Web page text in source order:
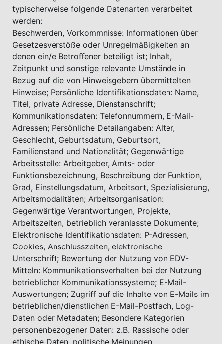
typischerweise folgende Datenarten verarbeitet
werden:
Beschwerden, Vorkommnisse: Informationen über
Gesetzesverstöße oder Unregelmäßigkeiten an
denen ein/e Betroﬀener beteiligt ist; Inhalt,
Zeitpunkt und sonstige relevante Umstände in
Bezug auf die von Hinweisgebern übermittelten
Hinweise; Persönliche Identifikationsdaten: Name,
Titel, private Adresse, Dienstanschrift;
Kommunikationsdaten: Telefonnummern, E-Mail-
Adressen; Persönliche Detailangaben: Alter,
Geschlecht, Geburtsdatum, Geburtsort,
Familienstand und Nationalität; Gegenwärtige
Arbeitsstelle: Arbeitgeber, Amts- oder
Funktionsbezeichnung, Beschreibung der Funktion,
Grad, Einstellungsdatum, Arbeitsort, Spezialisierung,
Arbeitsmodalitäten; Arbeitsorganisation:
Gegenwärtige Verantwortungen, Projekte,
Arbeitszeiten, betrieblich veranlasste Dokumente;
Elektronische Identifikationsdaten: P-Adressen,
Cookies, Anschlusszeiten, elektronische
Unterschrift; Bewertung der Nutzung von EDV-
Mitteln: Kommunikationsverhalten bei der Nutzung
betrieblicher Kommunikationssysteme; E-Mail-
Auswertungen; Zugriﬀ auf die Inhalte von E-Mails im
betrieblichen/dienstlichen E-Mail-Postfach, Log-
Daten oder Metadaten; Besondere Kategorien
personenbezogener Daten: z.B. Rassische oder
ethische Daten, politische Meinungen,